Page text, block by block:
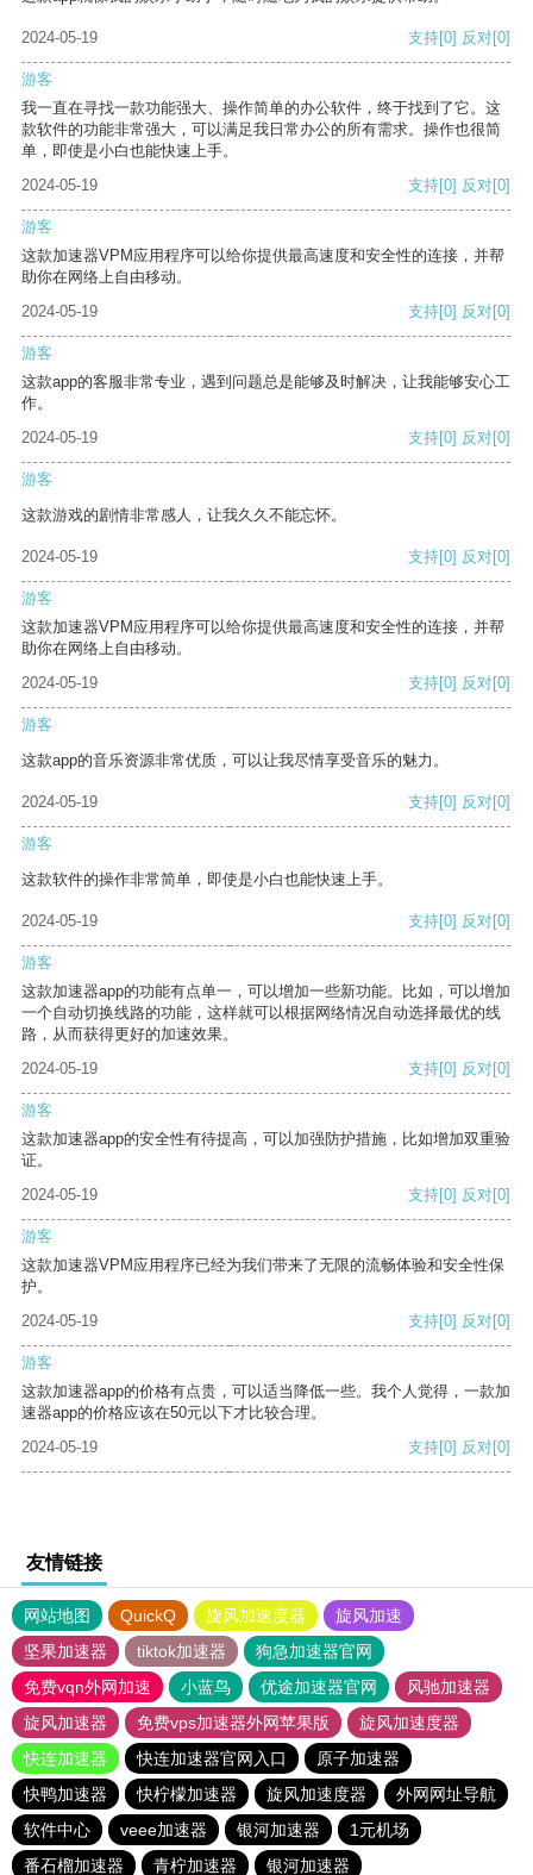
2024-05-19 支持[0] 反对[0]
游客
我一直在寻找一款功能强大、操作简单的办公软件，终于找到了它。这
款软件的功能非常强大，可以满足我日常办公的所有需求。操作也很简
单，即使是小白也能快速上手。
2024-05-19
支持[0] 反对[0]
游客
这款加速器VPM应用程序可以给你提供最高速度和安全性的连接，并帮
助你在网络上自由移动。
2024-05-19
支持[0] 反对[0]
游客
这款app的客服非常专业，遇到问题总是能够及时解决，让我能够安心工
作。
2024-05-19
支持[0] 反对[0]
游客
这款游戏的剧情非常感人，让我久久不能忘怀。
2024-05-19 支持[0] 反对[0]
游客
这款加速器VPM应用程序可以给你提供最高速度和安全性的连接，并帮
助你在网络上自由移动。
2024-05-19
支持[0] 反对[0]
游客
这款app的音乐资源非常优质，可以让我尽情享受音乐的魅力。
2024-05-19 支持[0] 反对[0]
游客
这款软件的操作非常简单，即使是小白也能快速上手。
2024-05-19 支持[0] 反对[0]
游客
这款加速器app的功能有点单一，可以增加一些新功能。比如，可以增加
一个自动切换线路的功能，这样就可以根据网络情况自动选择最优的线
路，从而获得更好的加速效果。
2024-05-19
支持[0] 反对[0]
游客
这款加速器app的安全性有待提高，可以加强防护措施，比如增加双重验
证。
2024-05-19
支持[0] 反对[0]
游客
这款加速器VPM应用程序已经为我们带来了无限的流畅体验和安全性保
护。
2024-05-19
支持[0] 反对[0]
游客
这款加速器app的价格有点贵，可以适当降低一些。我个人觉得，一款加
速器app的价格应该在50元以下才比较合理。
2024-05-19
支持[0] 反对[0]
友情链接
网站地图 QuickQ 旋风加速度器
旋风加速
坚果加速器
tiktok加速器
狗急加速器官网
免费vqn外网加速
小蓝鸟 优途加速器官网
风驰加速器
旋风加速器
免费vps加速器外网苹果版
旋风加速度器
快连加速器
快连加速器官网入口
原子加速器
快鸭加速器
快柠檬加速器 旋风加速度器
外网网址导航
软件中心
veee加速器 银河加速器
1元机场
番石榴加速器
青柠加速器 银河加速器